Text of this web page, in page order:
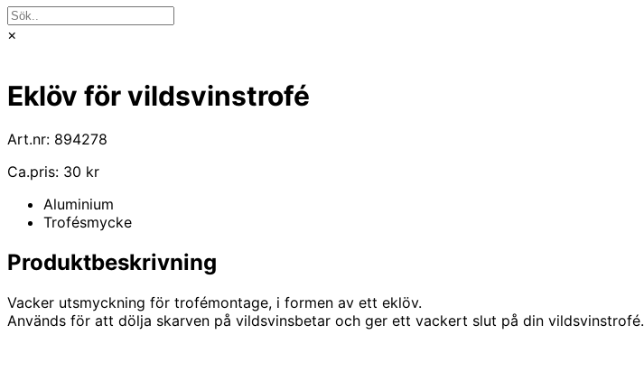
×
Eklöv för vildsvinstrofé
Art.nr: 894278
Ca.pris: 30 kr
Aluminium
Trofésmycke
Produktbeskrivning
Vacker utsmyckning för trofémontage, i formen av ett eklöv.
Används för att dölja skarven på vildsvinsbetar och ger ett vackert slut på din vildsvinstrofé.